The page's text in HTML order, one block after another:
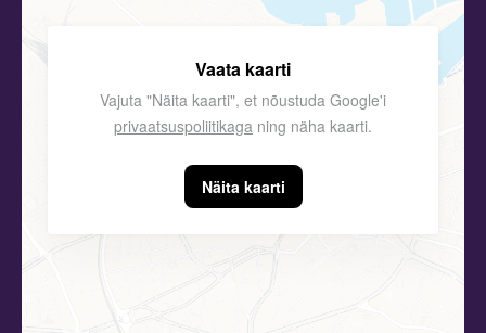
Vaata kaarti
Vajuta "Näita kaarti", et nõustuda Google'i
privaatsuspoliitikaga ning näha kaarti.
Näita kaarti